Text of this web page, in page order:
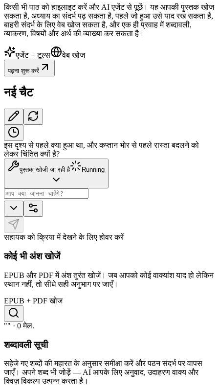
किसी भी पाठ को हाइलाइट करें और AI एजेंट से पूछें। यह आपकी पुस्तक खोज
सकता है, अध्याय का संदर्भ पढ़ सकता है, पहले जो हुआ उसे याद रख सकता है,
बाहरी संदर्भ के लिए वेब खोज सकता है, और एक ही प्रवाह में शब्दावली,
व्याकरण, विषयों और अर्थ की व्याख्या कर सकता है।
एजेंट + टूल्स वेब खोज
पढ़ना शुरू करें
नई चैट
इस दृश्य से पहले क्या हुआ था, और कप्तान भोर से पहले रास्ता बदलने को
लेकर चिंतित क्यों है?
पुस्तक खोजी जा रही है Running
सहायक को क्रिया में देखने के लिए होवर करें
कोई भी अंश खोजें
EPUB और PDF में अंश तुरंत खोजें। जब आपको कोई वाक्यांश याद हो लेकिन
स्थान नहीं, तो सीधे सही अनुभाग पर जाएँ।
EPUB + PDF खोज
"" · 0 मेल.
शब्दावली सूची
सहेजे गए शब्दों की महारत के अनुसार समीक्षा करें और पठन संदर्भ पर वापस
जाएँ। अपने शब्द भी जोड़ें — AI आपके लिए अनुवाद, उदाहरण वाक्य और
क्विज़ विकल्प उत्पन्न करता है।